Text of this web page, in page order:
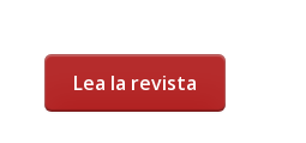
Lea la revista